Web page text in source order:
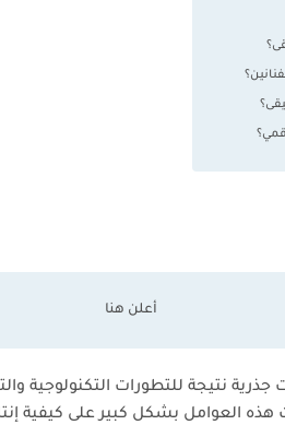
جذرية نتيجة للتطورات
هذه العوامل بشكل كبير على كيفية